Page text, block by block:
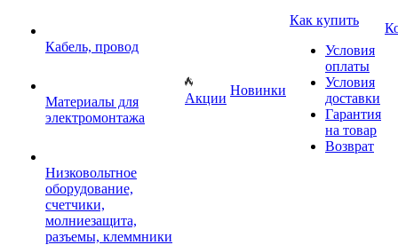
Кабель, провод
Материалы для
электромонтажа
Низковольтное
оборудование,
счетчики,
молниезащита,
разъемы, клеммники
Акции
Новинки
Как купить
Условия
оплаты
Условия
доставки
Гарантия
на товар
Возврат